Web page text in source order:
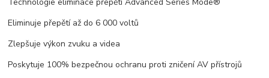
Technologie eliminace přepětí Advanced Series Mode®
Eliminuje přepětí až do 6 000 voltů
Zlepšuje výkon zvuku a videa
Poskytuje 100% bezpečnou ochranu proti zničení AV přístrojů